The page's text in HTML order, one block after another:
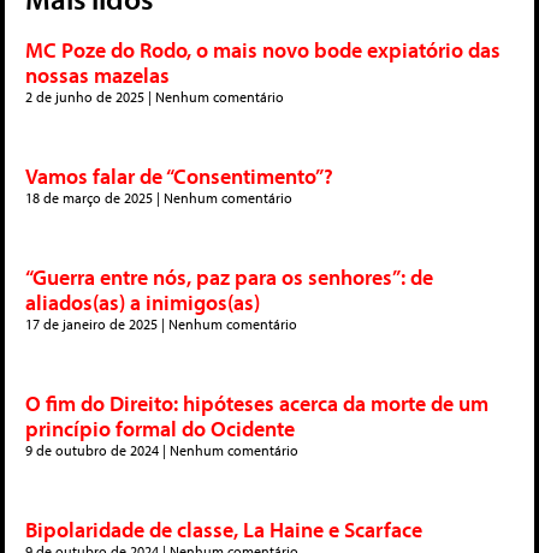
MC Poze do Rodo, o mais novo bode expiatório das
nossas mazelas
2 de junho de 2025 Nenhum comentário
Vamos falar de “Consentimento”?
18 de março de 2025 Nenhum comentário
“Guerra entre nós, paz para os senhores”: de
aliados(as) a inimigos(as)
17 de janeiro de 2025 Nenhum comentário
O fim do Direito: hipóteses acerca da morte de um
princípio formal do Ocidente
9 de outubro de 2024 Nenhum comentário
Bipolaridade de classe, La Haine e Scarface